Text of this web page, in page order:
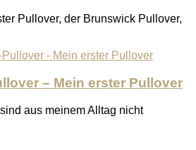
Pullover, der Brunswick Pullover,
– Mein erster Pullover
aus meinem Alltag nicht